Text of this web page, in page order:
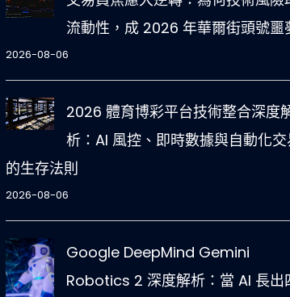
流動性，成 2026 年華爾街頭號噩
2026-08-06
2026 體育博彩平台技術整合深度
析：AI 風控、即時數據與自動化
的生存法則
2026-08-06
Google DeepMind Gemini
Robotics 2 深度解析：當 AI 長出